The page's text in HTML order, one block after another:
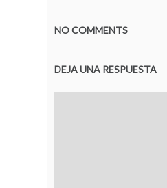
NO COMMENTS
DEJA UNA RESPUESTA